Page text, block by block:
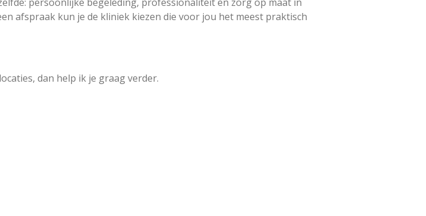
afspraak kun je de kliniek kiezen die voor jou het meest praktisch
dan help ik je graag verder.